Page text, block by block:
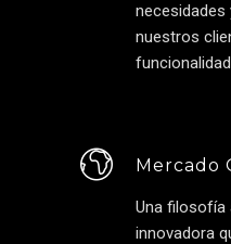
necesidades
nuestros
Mercado
Una filosofía
innovadora